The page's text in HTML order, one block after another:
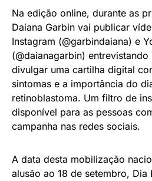
Na edição online, durante as
Daiana Garbin vai publicar
Instagram (@garbindaiana) e
(@daianagarbin)
divulgar uma cartilha digital
sintomas e a importância do
retinoblastoma. Um filtro de
disponível para as pessoas
campanha nas redes sociais.
A data desta mobilização
alusão ao 18 de setembro, Dia